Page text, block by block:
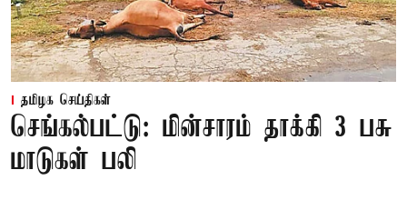
தமிழக செய்திகள்
செங்கல்பட்டு: மின்சாரம் தாக்கி 3 பசு
மாடுகள் பலி